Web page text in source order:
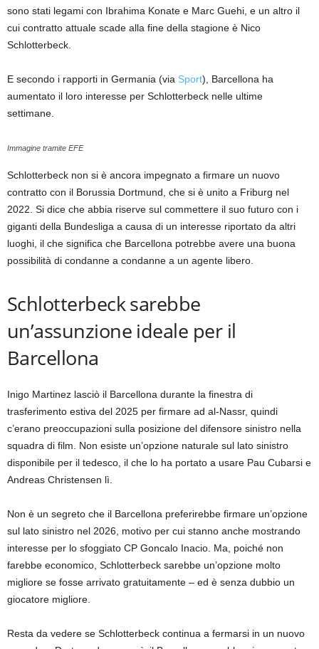
sono stati legami con Ibrahima Konate e Marc Guehi, e un altro il
cui contratto attuale scade alla fine della stagione è Nico
Schlotterbeck.
E secondo i rapporti in Germania (via Sport), Barcellona ha
aumentato il loro interesse per Schlotterbeck nelle ultime
settimane.
Immagine tramite EFE
Schlotterbeck non si è ancora impegnato a firmare un nuovo
contratto con il Borussia Dortmund, che si è unito a Friburg nel
2022. Si dice che abbia riserve sul commettere il suo futuro con i
giganti della Bundesliga a causa di un interesse riportato da altri
luoghi, il che significa che Barcellona potrebbe avere una buona
possibilità di condanne a condanne a un agente libero.
Schlotterbeck sarebbe
un’assunzione ideale per il
Barcellona
Inigo Martinez lasciò il Barcellona durante la finestra di
trasferimento estiva del 2025 per firmare ad al-Nassr, quindi
c’erano preoccupazioni sulla posizione del difensore sinistro nella
squadra di film. Non esiste un’opzione naturale sul lato sinistro
disponibile per il tedesco, il che lo ha portato a usare Pau Cubarsi e
Andreas Christensen lì.
Non è un segreto che il Barcellona preferirebbe firmare un’opzione
sul lato sinistro nel 2026, motivo per cui stanno anche mostrando
interesse per lo sfoggiato CP Goncalo Inacio. Ma, poiché non
farebbe economico, Schlotterbeck sarebbe un’opzione molto
migliore se fosse arrivato gratuitamente – ed è senza dubbio un
giocatore migliore.
Resta da vedere se Schlotterbeck continua a fermarsi in un nuovo